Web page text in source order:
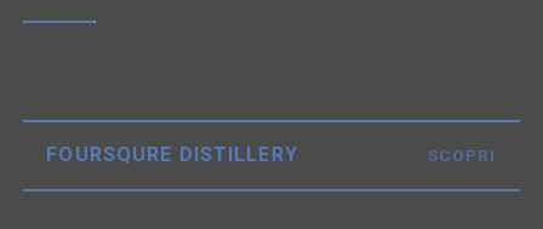
FOURSQURE DISTILLERY SCOPRI